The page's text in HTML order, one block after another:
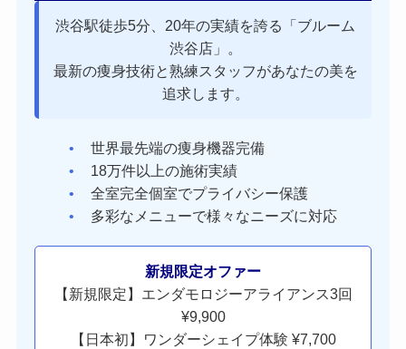
渋谷駅徒歩5分、20年の実績を誇る「ブルーム
渋谷店」。
最新の痩身技術と熟練スタッフがあなたの美を
追求します。
世界最先端の痩身機器完備
18万件以上の施術実績
全室完全個室でプライバシー保護
多彩なメニューで様々なニーズに対応
新規限定オファー
【新規限定】エンダモロジーアライアンス3回
¥9,900
【日本初】ワンダーシェイプ体験 ¥7,700